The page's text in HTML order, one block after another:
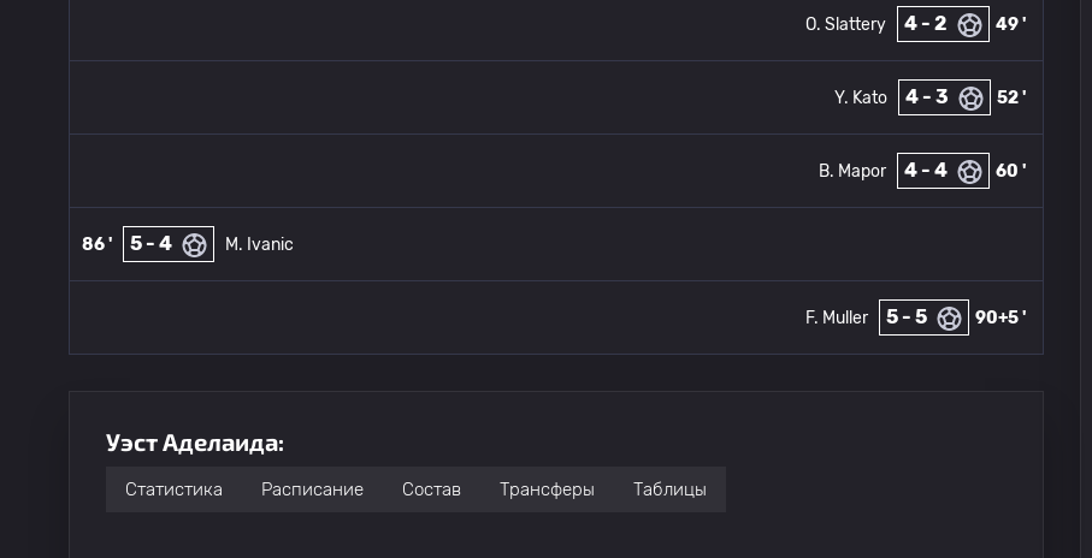
49 '
4 - 2
O. Slattery
52 '
4 - 3
Y. Kato
60 '
4 - 4
B. Mapor
86 ' 5 - 4 M. Ivanic
90+5 '
5 - 5
F. Muller
Уэст Аделаида:
Статистика Расписание Состав Трансферы Таблицы